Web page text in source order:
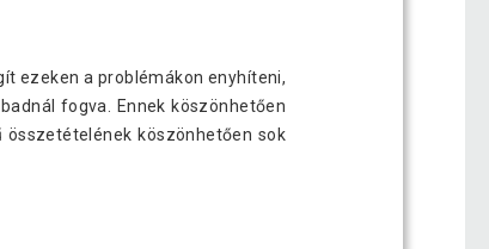
ezeken a problémákon enyhíteni,
fogva. Ennek köszönhetően
köszönhetően sok